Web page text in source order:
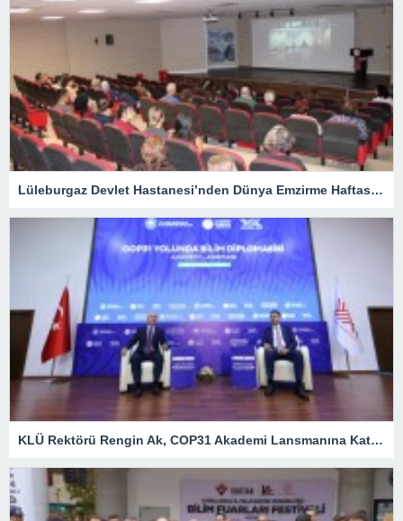
Lüleburgaz Devlet Hastanesi’nden Dünya Emzirme Haftası Katılımı
KLÜ Rektörü Rengin Ak, COP31 Akademi Lansmanına Katıldı